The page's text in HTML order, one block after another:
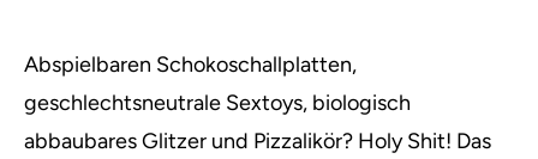
Abspielbaren Schokoschallplatten,
geschlechtsneutrale Sextoys, biologisch
abbaubares Glitzer und Pizzalikör? Holy Shit! Das